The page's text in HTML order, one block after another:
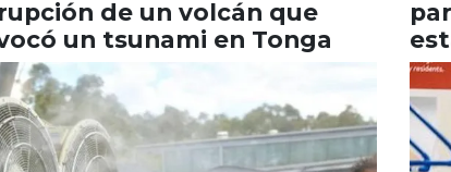
de un volcán que
un tsunami en Tonga